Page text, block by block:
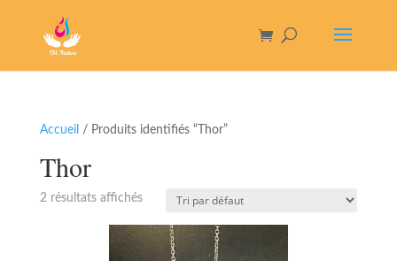
Accueil / Produits identifiés “Thor”
Thor
2 résultats affichés